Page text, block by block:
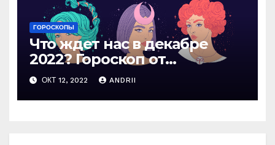
ГОРОСКОПЫ
Что ждет нас в декабре
2022? Гороскоп от
профессионального
астролога
ОКТ 12, 2022 ANDRII